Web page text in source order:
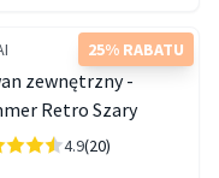
25% RABATU
zewnętrzny -
Retro Szary
4.9(20)